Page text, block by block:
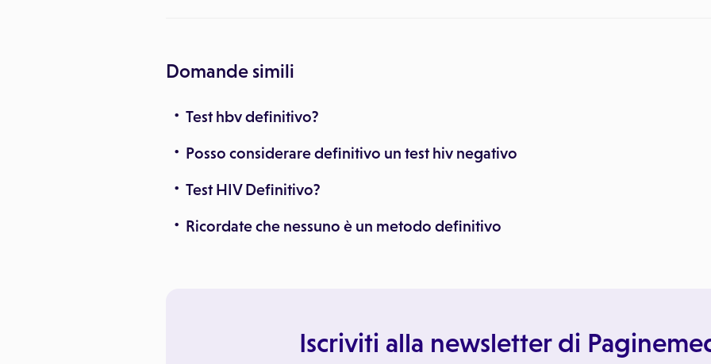
Domande simili
Test hbv definitivo?
Posso considerare definitivo un test hiv negativo
Test HIV Definitivo?
Ricordate che nessuno è un metodo definitivo
Iscriviti alla newsletter di